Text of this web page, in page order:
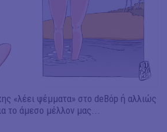
«λέει ψέμματα» στο deBόp ή αλλιώς
το άμεσο μέλλον μας...